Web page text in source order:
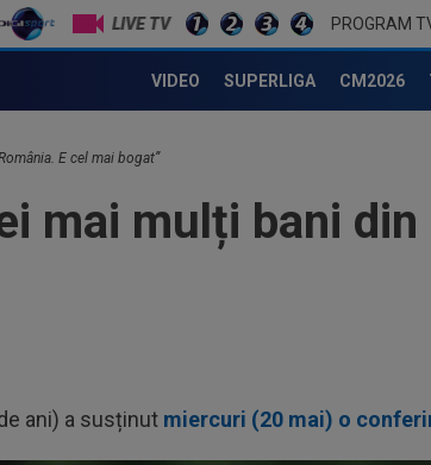
LIVE TV PROGRAM
VIDEO SUPERLIGA CM2026
E cel mai bogat”
mai mulți bani
ani) a susținut miercuri (20 mai) o